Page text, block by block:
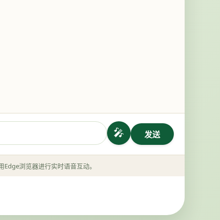
🎤 发送
浏览器进行实时语音互动。